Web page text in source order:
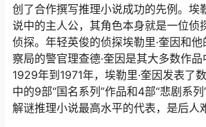
创了合作撰写推理小说成功的先例。埃
说中的主人公，其角色本身就是一位侦
侦探。年轻英俊的侦探埃勒里·奎因和
察局的警官理查德·奎因是其大多数作
1929年到1971年，埃勒里·奎因发表了
中的9部“国名系列”作品和4部“悲剧系
解谜推理小说最高水平的代表，是后人